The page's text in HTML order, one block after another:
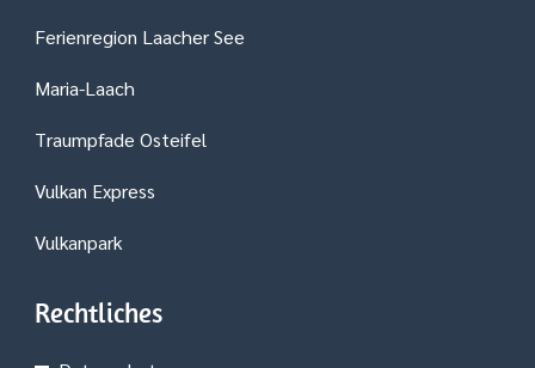
Ferienregion Laacher See
Maria-Laach
Traumpfade Osteifel
Vulkan Express
Vulkanpark
Rechtliches